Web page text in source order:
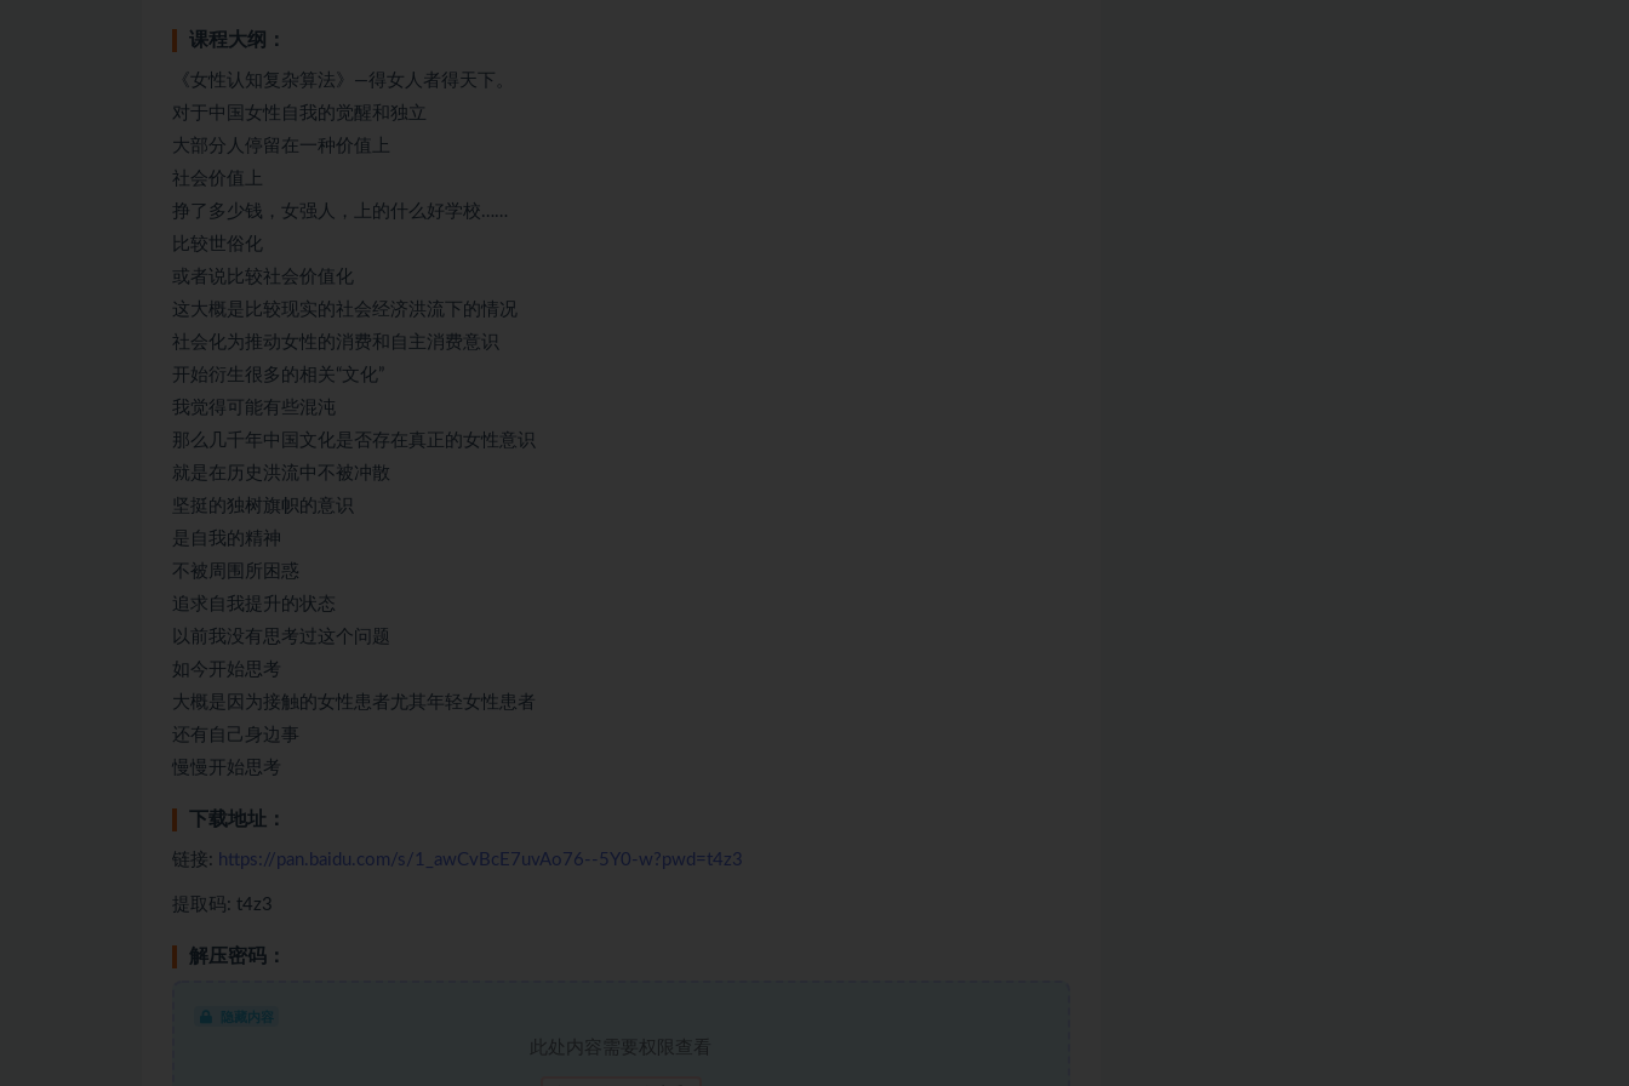
课程大纲：
《女性认知复杂算法》—得女人者得天下。
对于中国女性自我的觉醒和独立
大部分人停留在一种价值上
社会价值上
挣了多少钱，女强人，上的什么好学校……
比较世俗化
或者说比较社会价值化
这大概是比较现实的社会经济洪流下的情况
社会化为推动女性的消费和自主消费意识
开始衍生很多的相关“文化”
我觉得可能有些混沌
那么几千年中国文化是否存在真正的女性意识
就是在历史洪流中不被冲散
坚挺的独树旗帜的意识
是自我的精神
不被周围所困惑
追求自我提升的状态
以前我没有思考过这个问题
如今开始思考
大概是因为接触的女性患者尤其年轻女性患者
还有自己身边事
慢慢开始思考
下载地址：
链接: https://pan.baidu.com/s/1_awCvBcE7uvAo76--5Y0-w?pwd=t4z3
提取码: t4z3
解压密码：
隐藏内容
此处内容需要权限查看